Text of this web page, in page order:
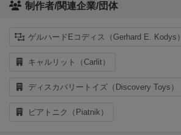
制作者/関連企業/団体
ゲルハードEコディス（Gerhard E. Kodys）
キャルリット（Carlit）
ディスカバリートイズ（Discovery Toys）
ピアトニク（Piatnik）